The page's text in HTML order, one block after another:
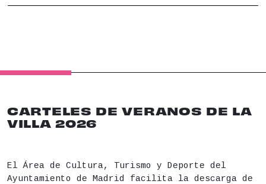
CARTELES DE VERANOS DE LA
VILLA 2026
El Área de Cultura, Turismo y Deporte del
Ayuntamiento de Madrid facilita la descarga de